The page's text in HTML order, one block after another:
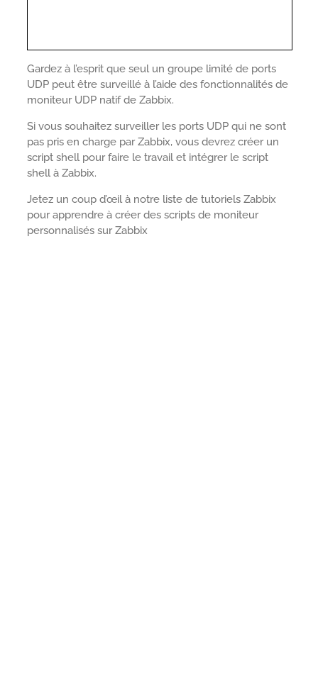
Gardez à l’esprit que seul un groupe limité de ports
UDP peut être surveillé à l’aide des fonctionnalités de
moniteur UDP natif de Zabbix.
Si vous souhaitez surveiller les ports UDP qui ne sont
pas pris en charge par Zabbix, vous devrez créer un
script shell pour faire le travail et intégrer le script
shell à Zabbix.
Jetez un coup d’œil à notre liste de tutoriels Zabbix
pour apprendre à créer des scripts de moniteur
personnalisés sur Zabbix